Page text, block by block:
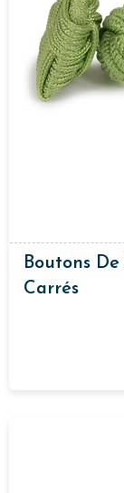
Boutons
Carrés